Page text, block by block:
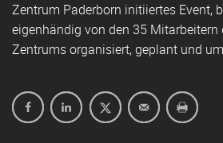
Zentrum Paderborn initiiertes Event,
eigenhändig von den 35 Mitarbeitern
Zentrums organisiert, geplant und